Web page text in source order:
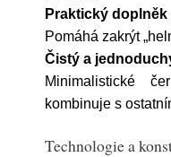
Praktický
Pomáhá zakrýt
Čistý a
Minimalistické
kombinuje s
Technologie a